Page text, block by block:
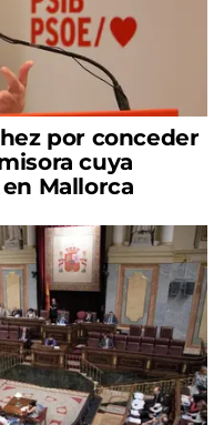
por conceder
cuya
Mallorca